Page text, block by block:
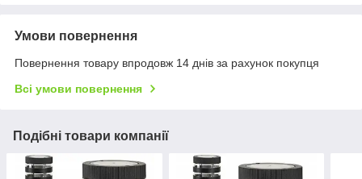
Умови повернення
Повернення товару впродовж 14 днів за рахунок покупця
Всі умови повернення
Подібні товари компанії